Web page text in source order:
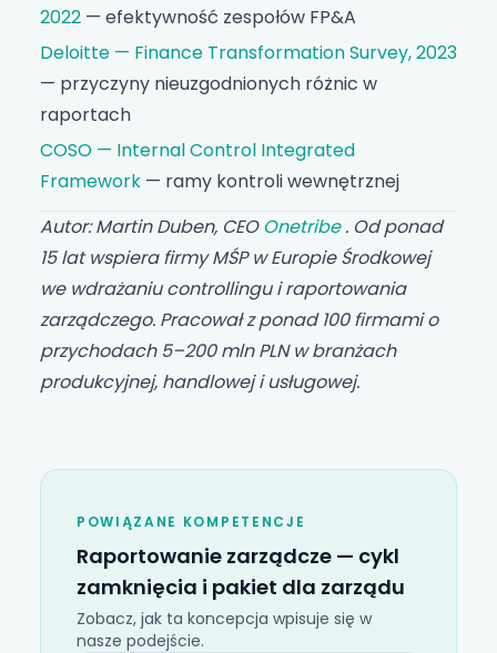
2022 — efektywność zespołów FP&A
Deloitte — Finance Transformation Survey, 2023
— przyczyny nieuzgodnionych różnic w
raportach
COSO — Internal Control Integrated
Framework — ramy kontroli wewnętrznej
Autor: Martin Duben, CEO Onetribe. Od ponad
15 lat wspiera firmy MŚP w Europie Środkowej
we wdrażaniu controllingu i raportowania
zarządczego. Pracował z ponad 100 firmami o
przychodach 5–200 mln PLN w branżach
produkcyjnej, handlowej i usługowej.
POWIĄZANE KOMPETENCJE
Raportowanie zarządcze — cykl
zamknięcia i pakiet dla zarządu
Zobacz, jak ta koncepcja wpisuje się w
nasze podejście.